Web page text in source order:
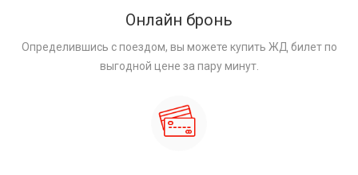
Онлайн бронь
Определившись с поездом, вы можете купить ЖД билет по
выгодной цене за пару минут.